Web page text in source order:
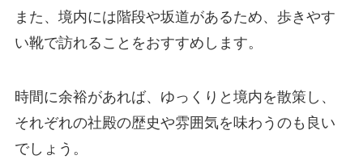
また、境内には階段や坂道があるため、歩きやす
い靴で訪れることをおすすめします。
時間に余裕があれば、ゆっくりと境内を散策し、
それぞれの社殿の歴史や雰囲気を味わうのも良い
でしょう。